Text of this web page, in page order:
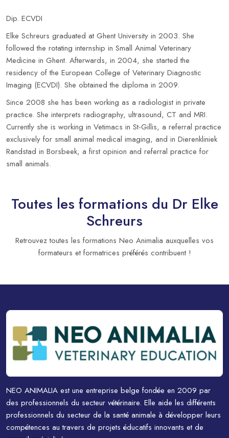
Dip. ECVDI
Elke Schreurs graduated at Ghent University in 2003. She
followed the rotating internship in Small Animal Veterinary
Medicine in Ghent. Afterwards, in 2004, she started the
residency of the European College of Veterinary Diagnostic
Imaging (ECVDI). She obtained the diploma in 2009.
Since 2008 she has been working as a radiologist in private
practice. She interprets radiography, ultrasound, CT and MRI.
Currently she is working in Vetimacs in St-Gillis, a referral practice
exclusively for small animal medical imaging, and in Dierenkliniek
Randstad in Borsbeek, a first opinion and referral practice for
small animals.
Toutes les formations du Dr Elke
Schreurs
Retrouvez toutes les formations Neo Animalia auxquelles vos
formateurs et formatrices préférés contribuent !
NEO ANIMALIA est une entreprise belge fondée en 2009 par
des professionnels du secteur vétérinaire. Elle aide les différents
professionnels du secteur de la santé animale à développer leurs
compétences au travers de projets éducatifs innovants et de